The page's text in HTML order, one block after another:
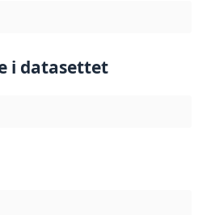
i datasettet